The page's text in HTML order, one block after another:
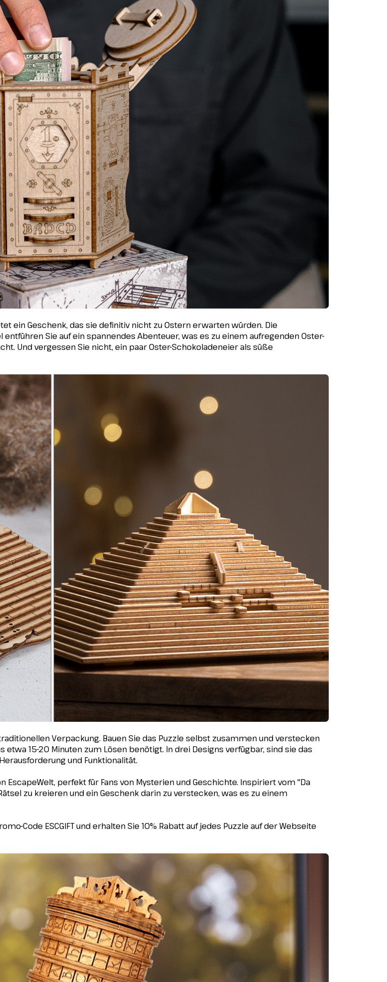
ein Geschenk, das sie definitiv nicht zu Ostern erwarten würden. Die
Sie auf ein spannendes Abenteuer, was es zu einem aufregenden Oster-
Und vergessen Sie nicht, ein paar Oster-Schokoladeneier als süße
Verpackung. Bauen Sie das Puzzle selbst zusammen und verstecken
etwa 15-20 Minuten zum Lösen benötigt. In drei Designs verfügbar, sind sie das
und Funktionalität.
perfekt für Fans von Mysterien und Geschichte. Inspiriert vom "Da
zu kreieren und ein Geschenk darin zu verstecken, was es zu einem
Code ESCGIFT und erhalten Sie 10% Rabatt auf jedes Puzzle auf der Webseite